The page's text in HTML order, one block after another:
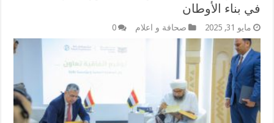
في بناء الأوطان
مايو 31, 2025 صحافة و اعلام 0